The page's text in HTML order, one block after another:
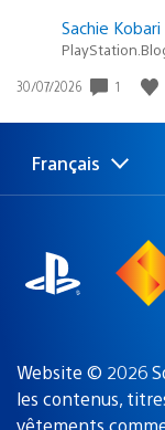
Sachie Kobari
Date
publication
30/07/2026 1
Choisir
Région
Français
Website © 2026
les contenus,
vêtements